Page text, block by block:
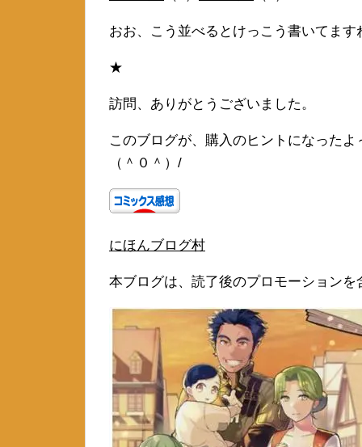
おお、こう並べるとけっこう書いてます
★
訪問、ありがとうございました。
このブログが、購入のヒントになった
（＾０＾）/
にほんブログ村
本ブログは、読了後のプロモーションを